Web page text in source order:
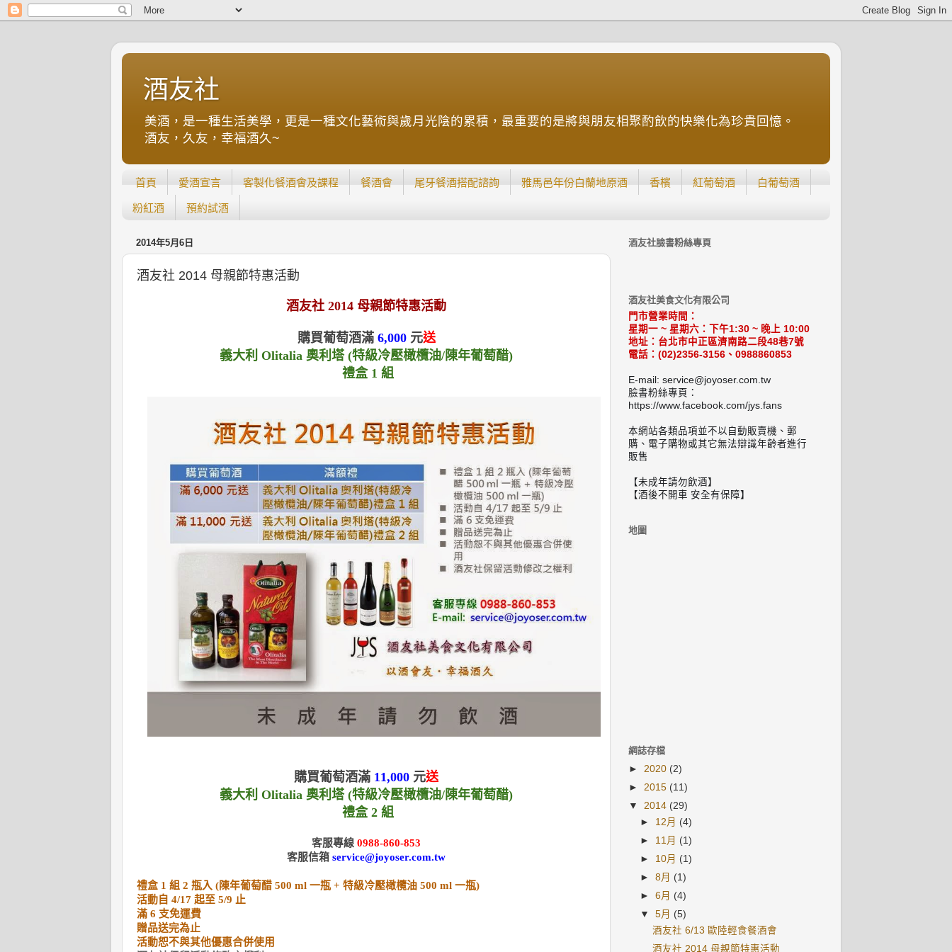
酒友社
美酒，是一種生活美學，更是一種文化藝術與歲月光陰的累積，最重要的是將與朋友相聚酌飲的快樂化為珍貴回憶。
酒友，久友，幸福酒久~
首頁 愛酒宣言 客製化餐酒會及課程 餐酒會 尾牙餐酒搭配諮詢 雅馬邑年份白蘭地原酒 香檳 紅葡萄酒 白葡萄酒
粉紅酒 預約試酒
2014年5月6日
酒友社 2014 母親節特惠活動
酒友社 2014 母親節特惠活動
購買葡萄酒滿 6,000元送
義大利 Olitalia 奧利塔 (特級冷壓橄欖油/陳年葡萄醋)
禮盒 1 組
購買葡萄酒滿 11,000 元送
義大利 Olitalia 奧利塔 (特級冷壓橄欖油/陳年葡萄醋)
禮盒 2 組
客服專線 0988-860-853
客服信箱 service@joyoser.com.tw
禮盒 1 組 2 瓶入 (陳年葡萄醋 500 ml 一瓶 + 特級冷壓橄欖油 500 ml 一瓶)
活動自 4/17 起至 5/9 止
滿 6 支免運費
贈品送完為止
活動恕不與其他優惠合併使用
酒友社臉書粉絲專頁
酒友社美食文化有限公司
門市營業時間：
星期一 ~ 星期六：下午1:30 ~ 晚上 10:00
地址：台北市中正區濟南路二段48巷7號
電話：(02)2356-3156、0988860853
E-mail: service@joyoser.com.tw
臉書粉絲專頁：
https://www.facebook.com/jys.fans
本網站各類品項並不以自動販賣機、郵
購、電子購物或其它無法辯識年齡者進行
販售
【未成年請勿飲酒】
【酒後不開車 安全有保障】
地圖
網誌存檔
► 2020 (2)
► 2015 (11)
▼ 2014 (29)
► 12月 (4)
► 11月 (1)
► 10月 (1)
►8月 (1)
►6月 (4)
▼5月 (5)
酒友社 6/13 歐陸輕食餐酒會
酒友社 2014 母親節特惠活動